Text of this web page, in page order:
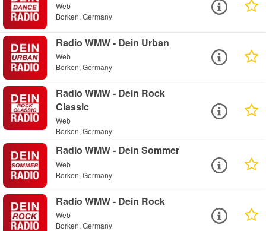
Web
Borken, Germany
Radio WMW - Dein Urban
Web
Borken, Germany
Radio WMW - Dein Rock
Classic
Web
Borken, Germany
Radio WMW - Dein Sommer
Web
Borken, Germany
Radio WMW - Dein Rock
Web
Borken, Germany